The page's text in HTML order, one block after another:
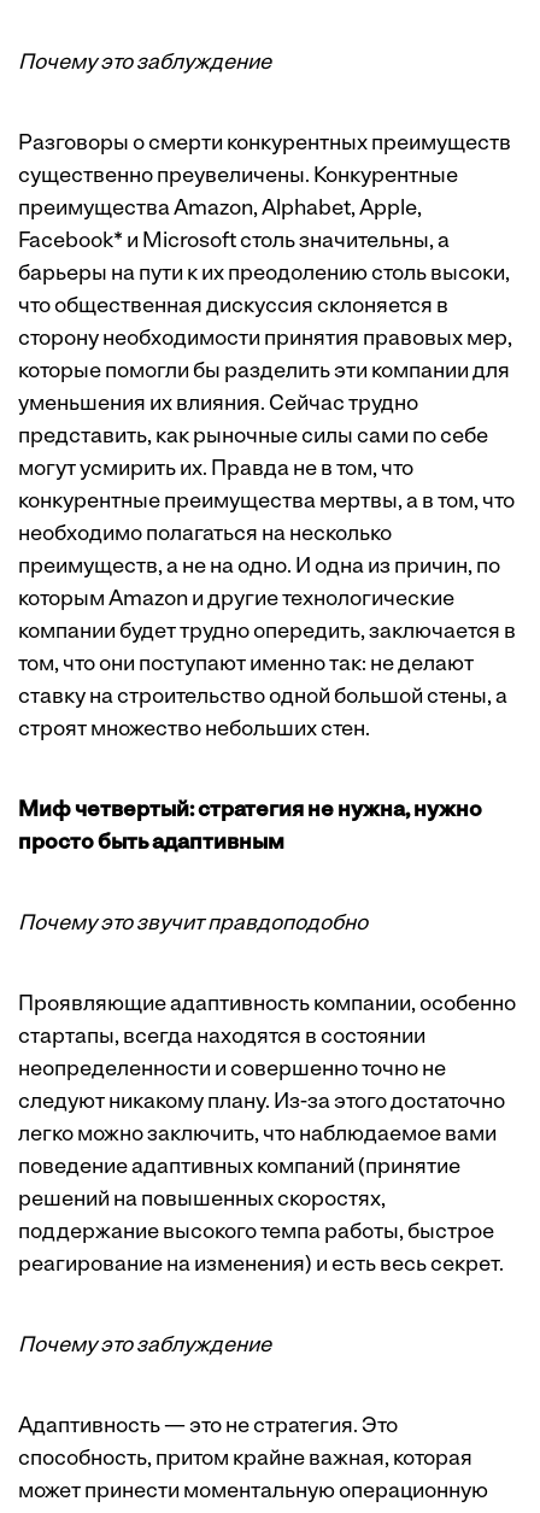
Почему это заблуждение
Разговоры о смерти конкурентных преимуществ
существенно преувеличены. Конкурентные
преимущества Amazon, Alphabet, Apple,
Facebook* и Microsoft столь значительны, а
барьеры на пути к их преодолению столь высоки,
что общественная дискуссия склоняется в
сторону необходимости принятия правовых мер,
которые помогли бы разделить эти компании для
уменьшения их влияния. Сейчас трудно
представить, как рыночные силы сами по себе
могут усмирить их. Правда не в том, что
конкурентные преимущества мертвы, а в том, что
необходимо полагаться на несколько
преимуществ, а не на одно. И одна из причин, по
которым Amazon и другие технологические
компании будет трудно опередить, заключается в
том, что они поступают именно так: не делают
ставку на строительство одной большой стены, а
строят множество небольших стен.
Миф четвертый: стратегия не нужна, нужно
просто быть адаптивным
Почему это звучит правдоподобно
Проявляющие адаптивность компании, особенно
стартапы, всегда находятся в состоянии
неопределенности и совершенно точно не
следуют никакому плану. Из-за этого достаточно
легко можно заключить, что наблюдаемое вами
поведение адаптивных компаний (принятие
решений на повышенных скоростях,
поддержание высокого темпа работы, быстрое
реагирование на изменения) и есть весь секрет.
Почему это заблуждение
Адаптивность — это не стратегия. Это
способность, притом крайне важная, которая
может принести моментальную операционную